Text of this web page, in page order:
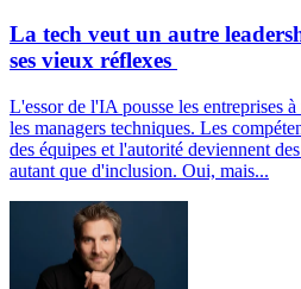
La tech veut un autre
ses vieux réflexes
L'essor de l'IA pousse les entreprises
les managers techniques. Les
des équipes et l'autorité deviennent
autant que d'inclusion. Oui, mais...